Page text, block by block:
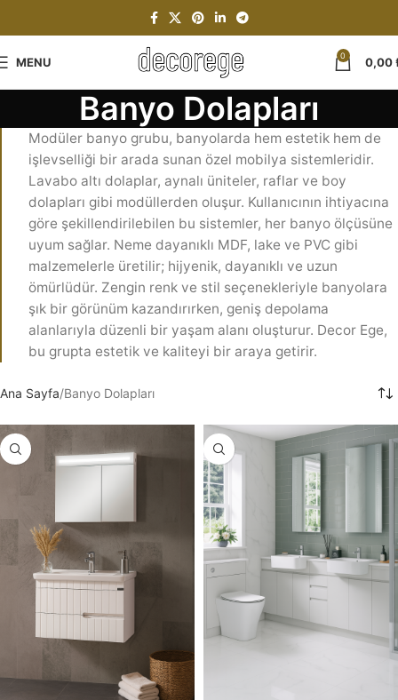
MENU 0 0,00
Banyo Dolapları
Modüler banyo grubu, banyolarda hem estetik hem de
işlevselliği bir arada sunan özel mobilya sistemleridir.
Lavabo altı dolaplar, aynalı üniteler, raflar ve boy
dolapları gibi modüllerden oluşur. Kullanıcının ihtiyacına
göre şekillendirilebilen bu sistemler, her banyo ölçüsüne
uyum sağlar. Neme dayanıklı MDF, lake ve PVC gibi
malzemelerle üretilir; hijyenik, dayanıklı ve uzun
ömürlüdür. Zengin renk ve stil seçenekleriyle banyolara
şık bir görünüm kazandırırken, geniş depolama
alanlarıyla düzenli bir yaşam alanı oluşturur. Decor Ege,
bu grupta estetik ve kaliteyi bir araya getirir.
Ana Sayfa Banyo Dolapları